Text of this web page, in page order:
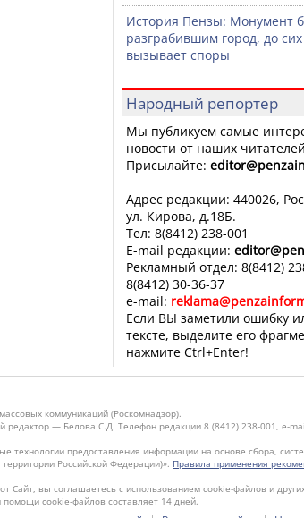
История Пензы: Монумент
разграбившим город, до
вызывает споры
Народный репортер
Мы публикуем самые
новости от наших
Присылайте: editor
Адрес редакции: 440026,
ул. Кирова, д.18Б.
Тел: 8(8412) 238-001
E-mail редакции: editor
Рекламный отдел: 8(8412)
8(8412) 30-36-37
e-mail:
Если ВЫ заметили ошибку
тексте, выделите его
нажмите Ctrl+Enter!
коммуникаций (Роскомнадзор).
— Белова С.Д. Телефон редакции 8 (8412) 238-001, e-
предоставления информации на основе сбора,
Российской Федерации)». Правила применения
Сайт, вы соглашаетесь с использованием cookie-файлов и
cookie-файлов составляет 14 дней.